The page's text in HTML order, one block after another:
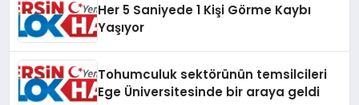
Her 5 Saniyede 1 Kişi Görme Kaybı
Yaşıyor
Tohumculuk sektörünün temsilcileri
Ege Üniversitesinde bir araya geldi